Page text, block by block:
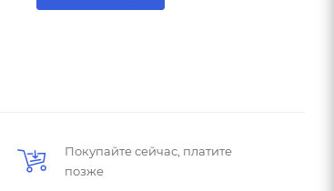
Покупайте сейчас, платите
позже